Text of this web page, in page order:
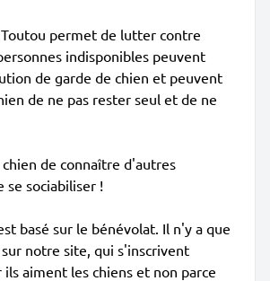
permet de lutter contre
indisponibles peuvent
de garde de chien et peuvent
de ne pas rester seul et de ne
de connaître d'autres
se sociabiliser !
basé sur le bénévolat. Il n'y a que
notre site, qui s'inscrivent
aiment les chiens et non parce